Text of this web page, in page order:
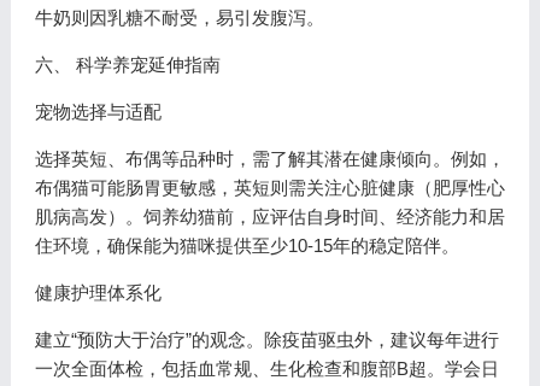
牛奶则因乳糖不耐受，易引发腹泻。
六、 科学养宠延伸指南
宠物选择与适配
选择英短、布偶等品种时，需了解其潜在健康倾向。例如，
布偶猫可能肠胃更敏感，英短则需关注心脏健康（肥厚性心
肌病高发）。饲养幼猫前，应评估自身时间、经济能力和居
住环境，确保能为猫咪提供至少10-15年的稳定陪伴。
健康护理体系化
建立“预防大于治疗”的观念。除疫苗驱虫外，建议每年进行
一次全面体检，包括血常规、生化检查和腹部B超。学会日